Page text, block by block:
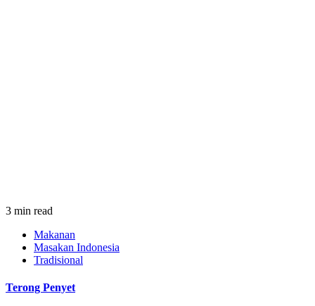
3 min read
Makanan
Masakan Indonesia
Tradisional
Terong Penyet